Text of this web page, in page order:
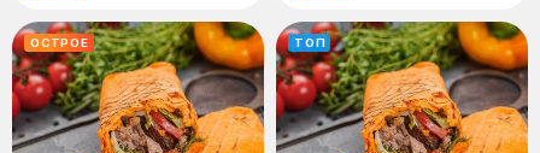
ОСТРОЕ ТОП